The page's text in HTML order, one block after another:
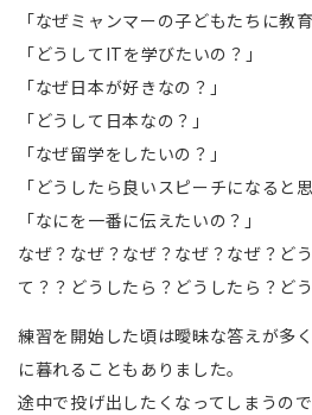
「なぜミャンマーの子どもたちに教
「どうしてITを学びたいの？」
「なぜ日本が好きなの？」
「どうして日本なの？」
「なぜ留学をしたいの？」
「どうしたら良いスピーチになると思
「なにを一番に伝えたいの？」
なぜ？なぜ？なぜ？なぜ？なぜ？ど
て？？どうしたら？どうしたら？ど
練習を開始した頃は曖昧な答えが多
に暮れることもありました。
途中で投げ出したくなってしまうの